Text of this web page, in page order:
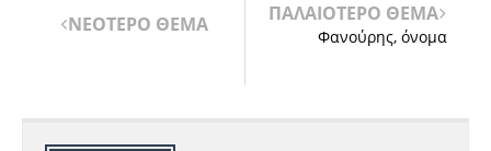
ΝΕΟΤΕΡΟ ΘΕΜΑ ΠΑΛΑΙΟΤΕΡΟ ΘΕΜΑ
Φανούρης, όνομα